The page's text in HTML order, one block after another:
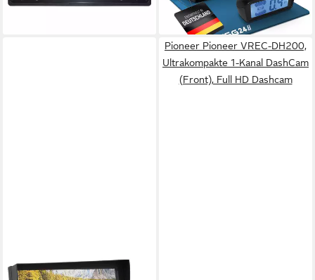
79,00 €
& 8 Sensoren Stecksystem
Nachrüstsatz PDC)
lieferbar - in 2-3 Werktagen bei dir
VSG24
Pioneer Pioneer VREC-DH200,
Ultrakompakte 1-Kanal DashCam
(Front), Full HD Dashcam